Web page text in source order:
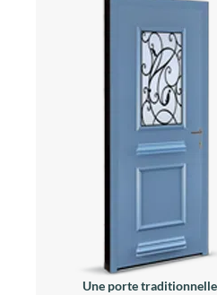
Une porte traditionnelle